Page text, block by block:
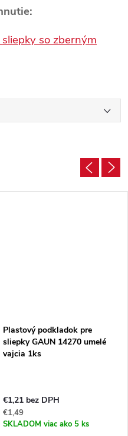
so zberným
Plastový podkladok pre
sliepky GAUN 14270 umelé
vajcia 1ks
€1,21 bez DPH
€1,49
SKLADOM viac ako 5 ks